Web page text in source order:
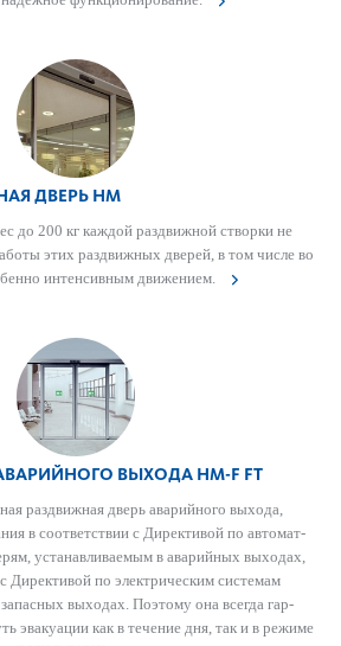
ДВЕРЬ HM
до 200 кг каждой раз­д­вижной створки не
этих раз­д­вижных дверей, в том числе во
интенсивным движением.
ВЫХОДА HM-F FT
раз­д­вижная дверь авар­ийного выхода,
в соотв­е­тствии с Директивой по автом­ат­
устанавливаемым в авар­ийных выходах,
Директивой по электрическим сис­темам
выходах. Поэтому она всегда гар­
эвакуации как в течение дня, так и в режиме